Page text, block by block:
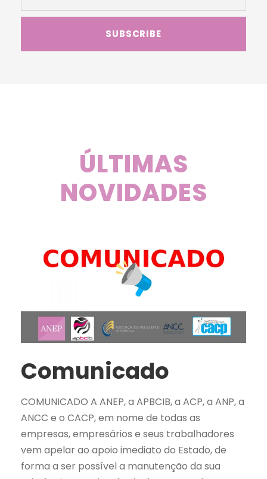
ÚLTIMAS
NOVIDADES
Comunicado
COMUNICADO A ANEP, a APBCIB, a ACP, a ANP, a
ANCC e o CACP, em nome de todas as
empresas, empresários e seus trabalhadores
vem apelar ao apoio imediato do Estado, de
forma a ser possível a manutenção da sua